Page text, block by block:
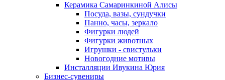
Керамика Самаринкиной Алисы
Посуда, вазы, сундучки
Панно, часы, зеркало
Фигурки людей
Фигурки животных
Игрушки - свистульки
Новогодние мотивы
Инсталляции Ивукина Юрия
Бизнес-сувениры